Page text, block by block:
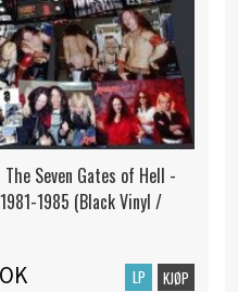
The Seven Gates of Hell -
1985 (Black Vinyl /
LP KJØP